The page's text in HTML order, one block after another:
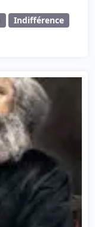
Indifférence